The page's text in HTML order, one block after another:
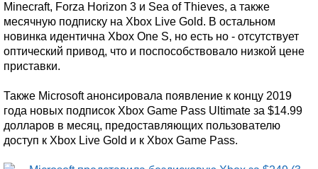
Minecraft, Forza Horizon 3 и Sea of Thieves, а также
месячную подписку на Xbox Live Gold. В остальном
новинка идентична Xbox One S, но есть но - отсутствует
оптический привод, что и поспособствовало низкой цене
приставки.
Также Microsoft анонсировала появление к концу 2019
года новых подписок Xbox Game Pass Ultimate за $14.99
долларов в месяц, предоставляющих пользователю
доступ к Xbox Live Gold и к Xbox Game Pass.